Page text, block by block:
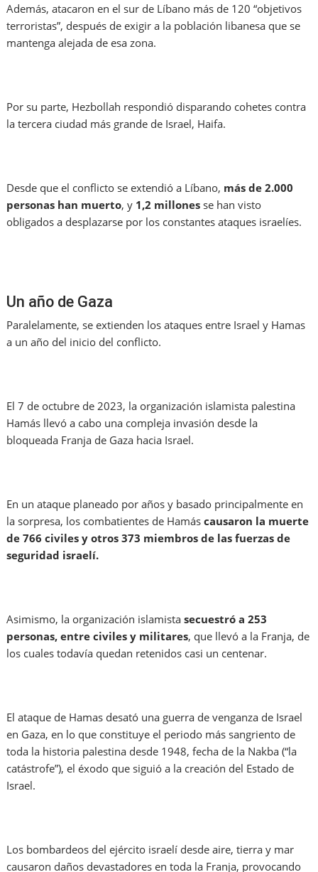
Además, atacaron en el sur de Líbano más de 120 “objetivos
terroristas”, después de exigir a la población libanesa que se
mantenga alejada de esa zona.
Por su parte, Hezbollah respondió disparando cohetes contra
la tercera ciudad más grande de Israel, Haifa.
Desde que el conflicto se extendió a Líbano, más de 2.000
personas han muerto, y 1,2 millones se han visto
obligados a desplazarse por los constantes ataques israelíes.
Un año de Gaza
Paralelamente, se extienden los ataques entre Israel y Hamas
a un año del inicio del conflicto.
El 7 de octubre de 2023, la organización islamista palestina
Hamás llevó a cabo una compleja invasión desde la
bloqueada Franja de Gaza hacia Israel.
En un ataque planeado por años y basado principalmente en
la sorpresa, los combatientes de Hamáscausaron la muerte
de 766 civiles y otros 373 miembros de las fuerzas de
seguridad israelí.
Asimismo, la organización islamistasecuestró a 253
personas, entre civiles y militares, que llevó a la Franja, de
los cuales todavía quedan retenidos casi un centenar.
El ataque de Hamas desató una guerra de venganza de Israel
en Gaza, en lo que constituye el periodo más sangriento de
toda la historia palestina desde 1948, fecha de la Nakba (“la
catástrofe”), el éxodo que siguió a la creación del Estado de
Israel.
Los bombardeos del ejército israelí desde aire, tierra y mar
causaron daños devastadores en toda la Franja, provocando